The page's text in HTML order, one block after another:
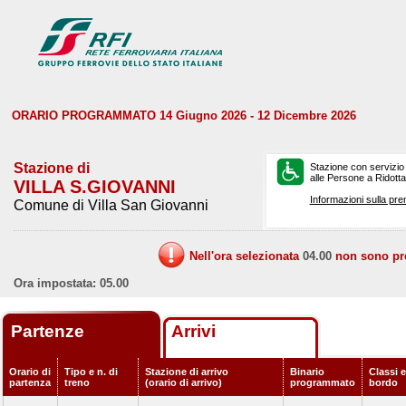
ORARIO PROGRAMMATO 14 Giugno 2026 - 12 Dicembre 2026
Stazione di
VILLA S.GIOVANNI
Comune di Villa San Giovanni
Stazione con
alle Persone a
Informazioni sulla
Nell'ora selezionata 04.00 non sono
Ora impostata: 05.00
Partenze Arrivi
Orario di
partenza
Tipo e n. di
treno
Stazione di arrivo
(orario di arrivo)
Binario
programmato
Classi
bordo